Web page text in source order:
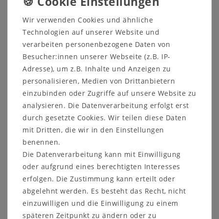
einkaufen
Schneller
Versand
05321 68599-0
Beschreibung
Prospekte
Produktsicherheit
Produktbewertung
Massivholz Bücherrregal - Standregal -
Wir verwenden Cookies und ähnliche
Technologien auf unserer Website und
verarbeiten personenbezogene Daten von
Besucher:innen unserer Webseite (z.B. IP-
Adresse), um z.B. Inhalte und Anzeigen zu
personalisieren, Medien von Drittanbietern
einzubinden oder Zugriffe auf unsere Website zu
analysieren. Die Datenverarbeitung erfolgt erst
durch gesetzte Cookies. Wir teilen diese Daten
mit Dritten, die wir in den Einstellungen
benennen.
Die Datenverarbeitung kann mit Einwilligung
oder aufgrund eines berechtigten Interesses
erfolgen. Die Zustimmung kann erteilt oder
abgelehnt werden. Es besteht das Recht, nicht
einzuwilligen und die Einwilligung zu einem
späteren Zeitpunkt zu ändern oder zu